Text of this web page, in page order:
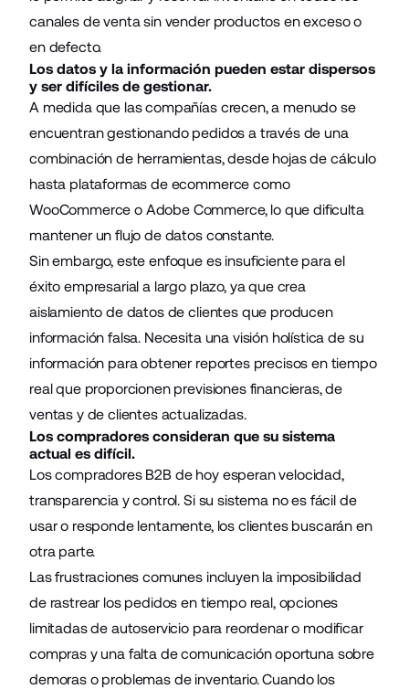
canales de venta sin vender productos en exceso o
en defecto.
Los datos y la información pueden estar dispersos
y ser difíciles de gestionar.
A medida que las compañías crecen, a menudo se
encuentran gestionando pedidos a través de una
combinación de herramientas, desde hojas de cálculo
hasta plataformas de ecommerce como
WooCommerce o Adobe Commerce, lo que dificulta
mantener un flujo de datos constante.
Sin embargo, este enfoque es insuficiente para el
éxito empresarial a largo plazo, ya que crea
aislamiento de datos de clientes que producen
información falsa. Necesita una visión holística de su
información para obtener reportes precisos en tiempo
real que proporcionen previsiones financieras, de
ventas y de clientes actualizadas.
Los compradores consideran que su sistema
actual es difícil.
Los compradores B2B de hoy esperan velocidad,
transparencia y control. Si su sistema no es fácil de
usar o responde lentamente, los clientes buscarán en
otra parte.
Las frustraciones comunes incluyen la imposibilidad
de rastrear los pedidos en tiempo real, opciones
limitadas de autoservicio para reordenar o modificar
compras y una falta de comunicación oportuna sobre
demoras o problemas de inventario. Cuando los